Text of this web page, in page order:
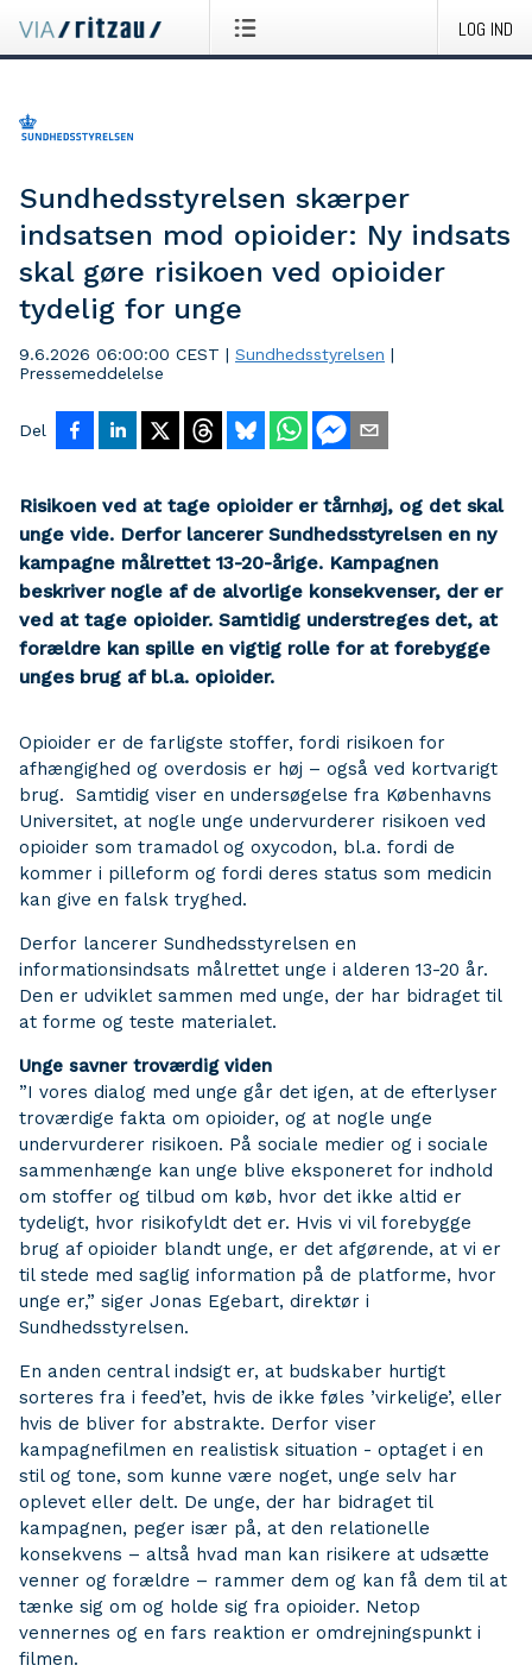
LOG IND
Sundhedsstyrelsen skærper
indsatsen mod opioider: Ny indsats
skal gøre risikoen ved opioider
tydelig for unge
9.6.2026 06:00:00 CEST | Sundhedsstyrelsen |
Pressemeddelelse
Del
Risikoen ved at tage opioider er tårnhøj, og det skal
unge vide. Derfor lancerer Sundhedsstyrelsen en ny
kampagne målrettet 13-20-årige. Kampagnen
beskriver nogle af de alvorlige konsekvenser, der er
ved at tage opioider. Samtidig understreges det, at
forældre kan spille en vigtig rolle for at forebygge
unges brug af bl.a. opioider.
Opioider er de farligste stoffer, fordi risikoen for
afhængighed og overdosis er høj – også ved kortvarigt
brug. Samtidig viser en undersøgelse fra Københavns
Universitet, at nogle unge undervurderer risikoen ved
opioider som tramadol og oxycodon, bl.a. fordi de
kommer i pilleform og fordi deres status som medicin
kan give en falsk tryghed.
Derfor lancerer Sundhedsstyrelsen en
informationsindsats målrettet unge i alderen 13-20 år.
Den er udviklet sammen med unge, der har bidraget til
at forme og teste materialet.
Unge savner troværdig viden
”I vores dialog med unge går det igen, at de efterlyser
troværdige fakta om opioider, og at nogle unge
undervurderer risikoen. På sociale medier og i sociale
sammenhænge kan unge blive eksponeret for indhold
om stoffer og tilbud om køb, hvor det ikke altid er
tydeligt, hvor risikofyldt det er. Hvis vi vil forebygge
brug af opioider blandt unge, er det afgørende, at vi er
til stede med saglig information på de platforme, hvor
unge er,” siger Jonas Egebart, direktør i
Sundhedsstyrelsen.
En anden central indsigt er, at budskaber hurtigt
sorteres fra i feed’et, hvis de ikke føles ’virkelige’, eller
hvis de bliver for abstrakte. Derfor viser
kampagnefilmen en realistisk situation - optaget i en
stil og tone, som kunne være noget, unge selv har
oplevet eller delt. De unge, der har bidraget til
kampagnen, peger især på, at den relationelle
konsekvens – altså hvad man kan risikere at udsætte
venner og forældre – rammer dem og kan få dem til at
tænke sig om og holde sig fra opioider. Netop
vennernes og en fars reaktion er omdrejningspunkt i
filmen.